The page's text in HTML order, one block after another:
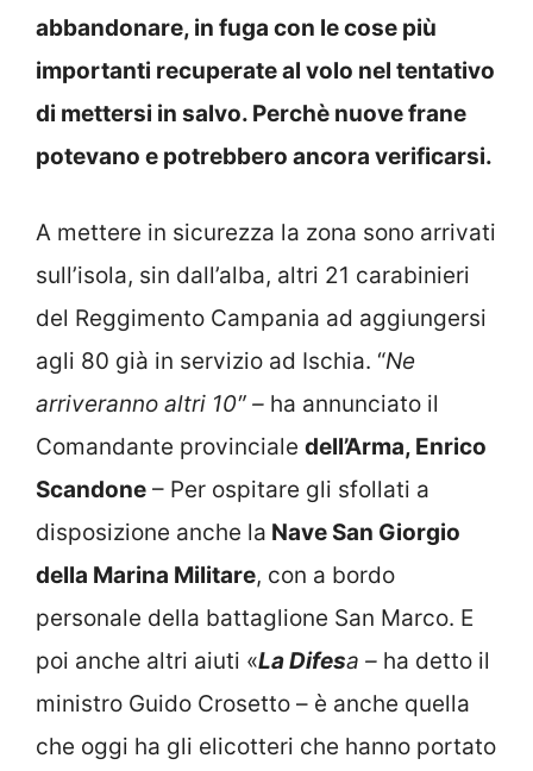
abbandonare, in fuga con le cose più
importanti recuperate al volo nel tentativo
di mettersi in salvo. Perchè nuove frane
potevano e potrebbero ancora verificarsi.
A mettere in sicurezza la zona sono arrivati
sull’isola, sin dall’alba, altri 21 carabinieri
del Reggimento Campania ad aggiungersi
agli 80 già in servizio ad Ischia. “Ne
arriveranno altri 10″ – ha annunciato il
Comandante provinciale dell’Arma, Enrico
Scandone – Per ospitare gli sfollati a
disposizione anche la Nave San Giorgio
della Marina Militare, con a bordo
personale della battaglione San Marco. E
poi anche altri aiuti «La Difesa – ha detto il
ministro Guido Crosetto – è anche quella
che oggi ha gli elicotteri che hanno portato